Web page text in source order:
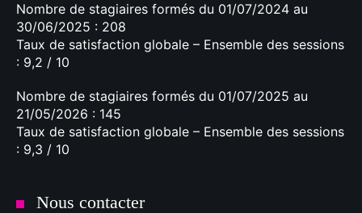
Nombre de stagiaires formés du 01/07/2024 au
30/06/2025 : 208
Taux de satisfaction globale – Ensemble des sessions
: 9,2 / 10
Nombre de stagiaires formés du 01/07/2025 au
21/05/2026 : 145
Taux de satisfaction globale – Ensemble des sessions
: 9,3 / 10
Nous contacter